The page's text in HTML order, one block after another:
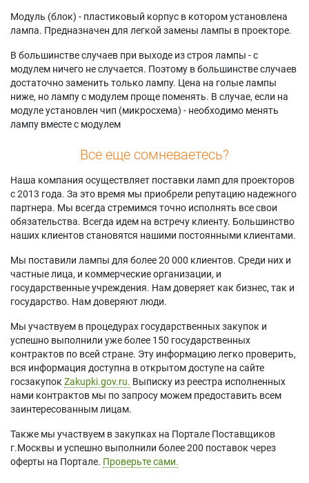
Модуль (блок) - пластиковый корпус в котором установлена
лампа. Предназначен для легкой замены лампы в проекторе.
В большинстве случаев при выходе из строя лампы - с
модулем ничего не случается. Поэтому в большинстве случаев
достаточно заменить только лампу. Цена на голые лампы
ниже, но лампу с модулем проще поменять. В случае, если на
модуле установлен чип (микросхема) - необходимо менять
лампу вместе с модулем
Все еще сомневаетесь?
Наша компания осуществляет поставки ламп для проекторов
с 2013 года. За это время мы приобрели репутацию надежного
партнера. Мы всегда стремимся точно исполнять все свои
обязательства. Всегда идем на встречу клиенту. Большинство
наших клиентов становятся нашими постоянными клиентами.
Мы поставили лампы для более 20 000 клиентов. Среди них и
частные лица, и коммерческие организации, и
государственные учреждения. Нам доверяет как бизнес, так и
государство. Нам доверяют люди.
Мы участвуем в процедурах государственных закупок и
успешно выполнили уже более 150 государственных
контрактов по всей стране. Эту информацию легко проверить,
вся информация доступна в открытом доступе на сайте
госзакупок Zakupki.gov.ru. Выписку из реестра исполненных
нами контрактов мы по запросу можем предоставить всем
заинтересованным лицам.
Также мы участвуем в закупках на Портале Поставщиков
г.Москвы и успешно выполнили более 200 поставок через
оферты на Портале. Проверьте сами.